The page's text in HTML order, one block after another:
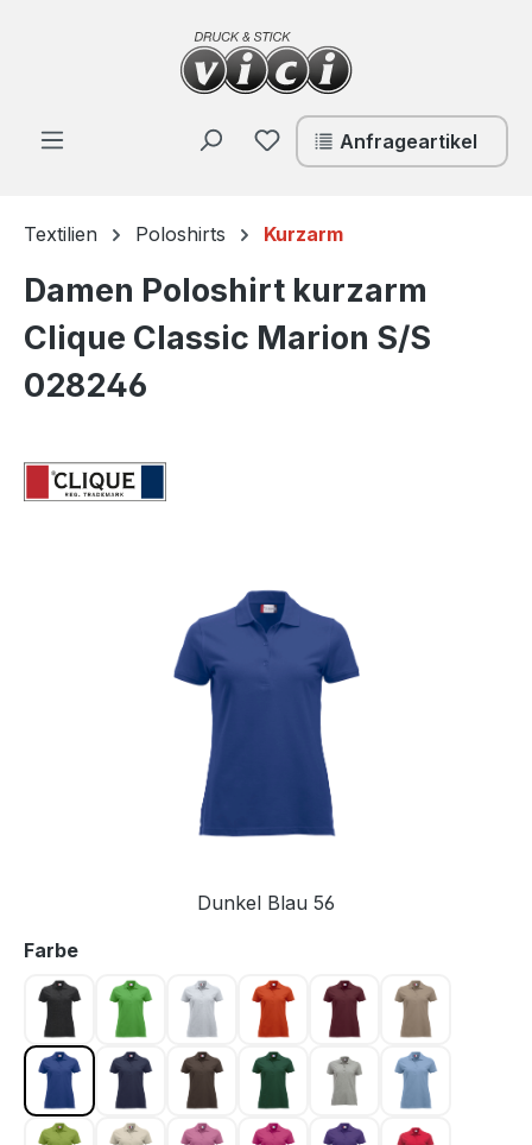
Zum Hauptinhalt springen
Du hast 0 Produkte auf
Anfrageartikel
Textilien Poloshirts Kurzarm
Damen Poloshirt kurzarm
Clique Classic Marion S/S
028246
Bildergalerie überspringen
Dunkel Blau 56
Farbeauswählen
Anthrazit meliert 955
Apfelgrün 605
Asche 92 Blutorange 18Bordeaux 38Caffe Latte
Dunkel Blau 56Dunkel Marine 580
Dunkelmocca 825
Flaschengrün 68
Graumeliert 95Hellblau 57